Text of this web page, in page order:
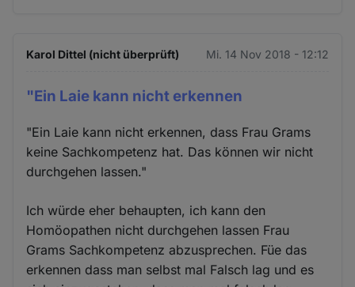
Karol Dittel (nicht überprüft) Mi. 14 Nov 2018 - 12:12
"Ein Laie kann nicht erkennen
"Ein Laie kann nicht erkennen, dass Frau Grams
keine Sachkompetenz hat. Das können wir nicht
durchgehen lassen."
Ich würde eher behaupten, ich kann den
Homöopathen nicht durchgehen lassen Frau
Grams Sachkompetenz abzusprechen. Füe das
erkennen dass man selbst mal Falsch lag und es